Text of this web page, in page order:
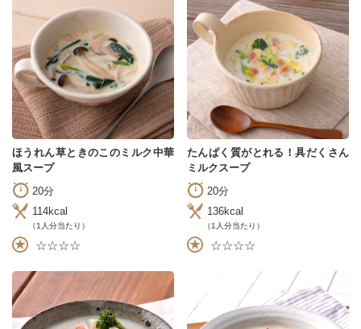
ほうれん草ときのこのミルク中華
風スープ
20分
114kcal
（1人分当たり）
☆☆☆☆
たんぱく質がとれる！具だくさん
ミルクスープ
20分
136kcal
（1人分当たり）
☆☆☆☆